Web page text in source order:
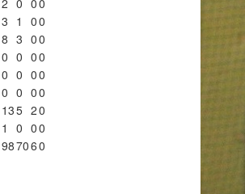
3 1 00
8 3 00
0 0 00
0 0 00
0 0 00
135 20
1 0 00
987060